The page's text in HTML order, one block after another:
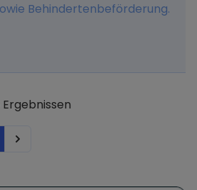
Behindertenbeförderung.
Ergebnissen
Next